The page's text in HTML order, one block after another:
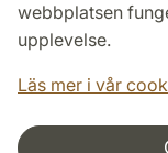
webbplatsen
upplevelse.
Läs mer i vår
Följ oss i sociala